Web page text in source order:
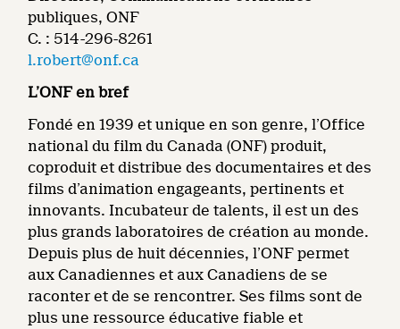
publiques, ONF
C. : 514-296-8261
l.robert@onf.ca
L’ONF en bref
Fondé en 1939 et unique en son genre, l’Office
national du film du Canada (ONF) produit,
coproduit et distribue des documentaires et des
films d’animation engageants, pertinents et
innovants. Incubateur de talents, il est un des
plus grands laboratoires de création au monde.
Depuis plus de huit décennies, l’ONF permet
aux Canadiennes et aux Canadiens de se
raconter et de se rencontrer. Ses films sont de
plus une ressource éducative fiable et